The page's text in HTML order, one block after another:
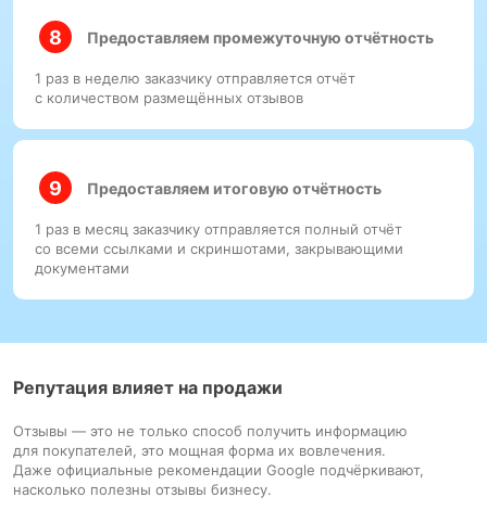
Предоставляем промежуточную отчётность
1 раз в неделю заказчику отправляется отчёт
с количеством размещённых отзывов
Предоставляем итоговую отчётность
1 раз в месяц заказчику отправляется полный отчёт
со всеми ссылками и скриншотами, закрывающими
документами
Репутация влияет на продажи
Отзывы — это не только способ получить информацию
для покупателей, это мощная форма их вовлечения.
Даже официальные рекомендации Google подчёркивают,
насколько полезны отзывы бизнесу.